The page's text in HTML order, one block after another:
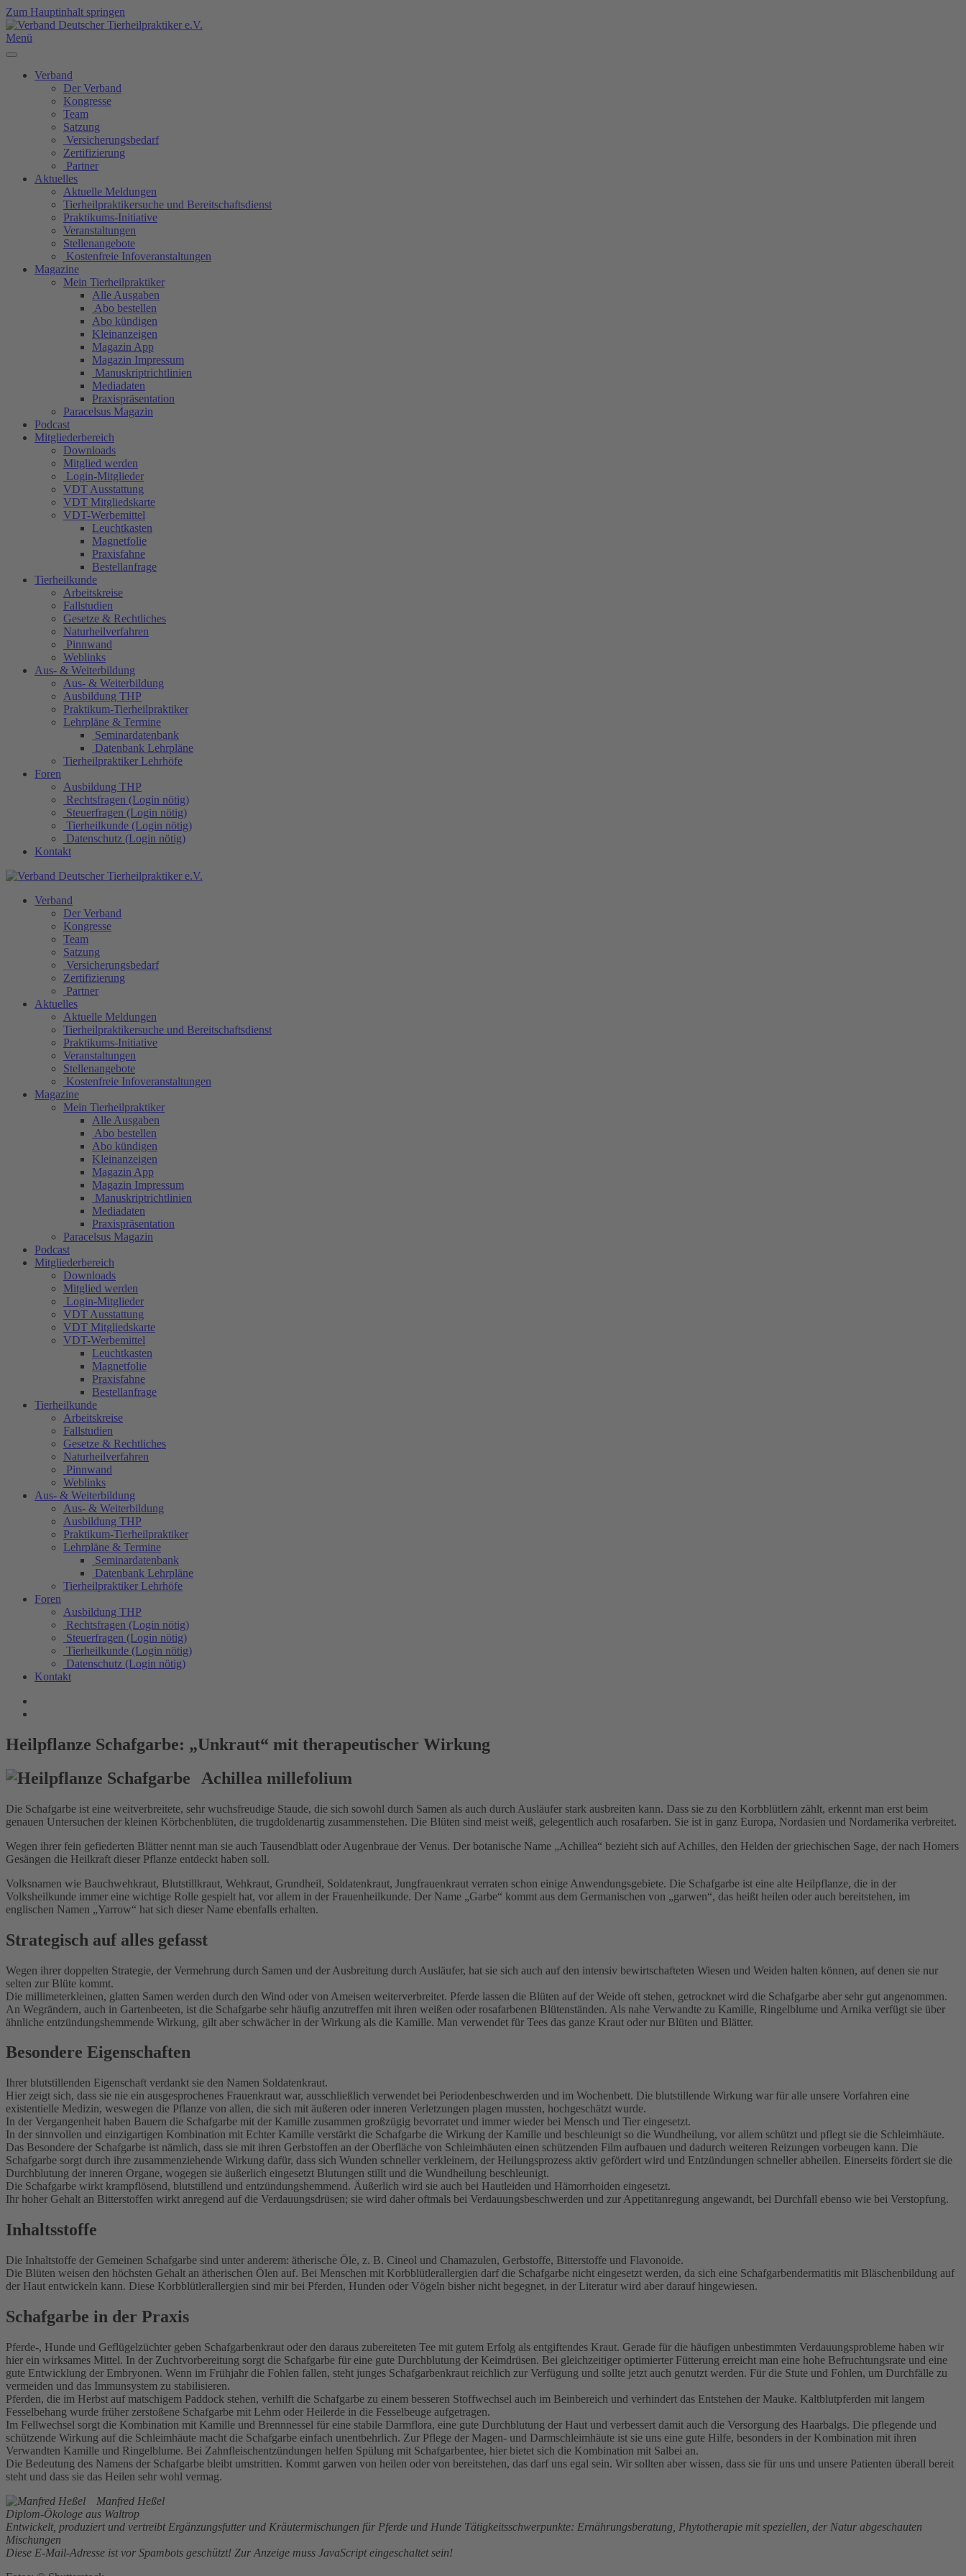
Zum Hauptinhalt springen
Menü
Verband
Der Verband
Kongresse
Team
Satzung
Versicherungsbedarf
Zertifizierung
Partner
Aktuelles
Aktuelle Meldungen
Tierheilpraktikersuche und Bereitschaftsdienst
Praktikums-Initiative
Veranstaltungen
Stellenangebote
Kostenfreie Infoveranstaltungen
Magazine
Mein Tierheilpraktiker
Alle Ausgaben
Abo bestellen
Abo kündigen
Kleinanzeigen
Magazin App
Magazin Impressum
Manuskriptrichtlinien
Mediadaten
Praxispräsentation
Paracelsus Magazin
Podcast
Mitgliederbereich
Downloads
Mitglied werden
Login-Mitglieder
VDT Ausstattung
VDT Mitgliedskarte
VDT-Werbemittel
Leuchtkasten
Magnetfolie
Praxisfahne
Bestellanfrage
Tierheilkunde
Arbeitskreise
Fallstudien
Gesetze & Rechtliches
Naturheilverfahren
Pinnwand
Weblinks
Aus- & Weiterbildung
Aus- & Weiterbildung
Ausbildung THP
Praktikum-Tierheilpraktiker
Lehrpläne & Termine
Seminardatenbank
Datenbank Lehrpläne
Tierheilpraktiker Lehrhöfe
Foren
Ausbildung THP
Rechtsfragen (Login nötig)
Steuerfragen (Login nötig)
Tierheilkunde (Login nötig)
Datenschutz (Login nötig)
Kontakt
Verband
Der Verband
Kongresse
Team
Satzung
Versicherungsbedarf
Zertifizierung
Partner
Aktuelles
Aktuelle Meldungen
Tierheilpraktikersuche und Bereitschaftsdienst
Praktikums-Initiative
Veranstaltungen
Stellenangebote
Kostenfreie Infoveranstaltungen
Magazine
Mein Tierheilpraktiker
Alle Ausgaben
Abo bestellen
Abo kündigen
Kleinanzeigen
Magazin App
Magazin Impressum
Manuskriptrichtlinien
Mediadaten
Praxispräsentation
Paracelsus Magazin
Podcast
Mitgliederbereich
Downloads
Mitglied werden
Login-Mitglieder
VDT Ausstattung
VDT Mitgliedskarte
VDT-Werbemittel
Leuchtkasten
Magnetfolie
Praxisfahne
Bestellanfrage
Tierheilkunde
Arbeitskreise
Fallstudien
Gesetze & Rechtliches
Naturheilverfahren
Pinnwand
Weblinks
Aus- & Weiterbildung
Aus- & Weiterbildung
Ausbildung THP
Praktikum-Tierheilpraktiker
Lehrpläne & Termine
Seminardatenbank
Datenbank Lehrpläne
Tierheilpraktiker Lehrhöfe
Foren
Ausbildung THP
Rechtsfragen (Login nötig)
Steuerfragen (Login nötig)
Tierheilkunde (Login nötig)
Datenschutz (Login nötig)
Kontakt
Heilpflanze Schafgarbe: „Unkraut“ mit therapeutischer Wirkung
Achillea millefolium
Die Schafgarbe ist eine weitverbreitete, sehr wuchsfreudige Staude, die sich sowohl durch Samen als auch durch Ausläufer stark ausbreiten kann. Dass sie zu den Korbblütlern zählt, erkennt man erst beim
genauen Untersuchen der kleinen Körbchenblüten, die trugdoldenartig zusammenstehen. Die Blüten sind meist weiß, gelegentlich auch rosafarben. Sie ist in ganz Europa, Nordasien und Nordamerika verbreitet.
Wegen ihrer fein gefiederten Blätter nennt man sie auch Tausendblatt oder Augenbraue der Venus. Der botanische Name „Achillea“ bezieht sich auf Achilles, den Helden der griechischen Sage, der nach Homers
Gesängen die Heilkraft dieser Pflanze entdeckt haben soll.
Volksnamen wie Bauchwehkraut, Blutstillkraut, Wehkraut, Grundheil, Soldatenkraut, Jungfrauenkraut verraten schon einige Anwendungsgebiete. Die Schafgarbe ist eine alte Heilpflanze, die in der
Volksheilkunde immer eine wichtige Rolle gespielt hat, vor allem in der Frauenheilkunde. Der Name „Garbe“ kommt aus dem Germanischen von „garwen“, das heißt heilen oder auch bereitstehen, im
englischen Namen „Yarrow“ hat sich dieser Name ebenfalls erhalten.
Strategisch auf alles gefasst
Wegen ihrer doppelten Strategie, der Vermehrung durch Samen und der Ausbreitung durch Ausläufer, hat sie sich auch auf den intensiv bewirtschafteten Wiesen und Weiden halten können, auf denen sie nur
selten zur Blüte kommt.
Die millimeterkleinen, glatten Samen werden durch den Wind oder von Ameisen weiterverbreitet. Pferde lassen die Blüten auf der Weide oft stehen, getrocknet wird die Schafgarbe aber sehr gut angenommen.
An Wegrändern, auch in Gartenbeeten, ist die Schafgarbe sehr häufig anzutreffen mit ihren weißen oder rosafarbenen Blütenständen. Als nahe Verwandte zu Kamille, Ringelblume und Arnika verfügt sie über
ähnliche entzündungshemmende Wirkung, gilt aber schwächer in der Wirkung als die Kamille. Man verwendet für Tees das ganze Kraut oder nur Blüten und Blätter.
Besondere Eigenschaften
Ihrer blutstillenden Eigenschaft verdankt sie den Namen Soldatenkraut.
Hier zeigt sich, dass sie nie ein ausgesprochenes Frauenkraut war, ausschließlich verwendet bei Periodenbeschwerden und im Wochenbett. Die blutstillende Wirkung war für alle unsere Vorfahren eine
existentielle Medizin, weswegen die Pflanze von allen, die sich mit äußeren oder inneren Verletzungen plagen mussten, hochgeschätzt wurde.
In der Vergangenheit haben Bauern die Schafgarbe mit der Kamille zusammen großzügig bevorratet und immer wieder bei Mensch und Tier eingesetzt.
In der sinnvollen und einzigartigen Kombination mit Echter Kamille verstärkt die Schafgarbe die Wirkung der Kamille und beschleunigt so die Wundheilung, vor allem schützt und pflegt sie die Schleimhäute.
Das Besondere der Schafgarbe ist nämlich, dass sie mit ihren Gerbstoffen an der Oberfläche von Schleimhäuten einen schützenden Film aufbauen und dadurch weiteren Reizungen vorbeugen kann. Die
Schafgarbe sorgt durch ihre zusammenziehende Wirkung dafür, dass sich Wunden schneller verkleinern, der Heilungsprozess aktiv gefördert wird und Entzündungen schneller abheilen. Einerseits fördert sie die
Durchblutung der inneren Organe, wogegen sie äußerlich eingesetzt Blutungen stillt und die Wundheilung beschleunigt.
Die Schafgarbe wirkt krampflösend, blutstillend und entzündungshemmend. Äußerlich wird sie auch bei Hautleiden und Hämorrhoiden eingesetzt.
Ihr hoher Gehalt an Bitterstoffen wirkt anregend auf die Verdauungsdrüsen; sie wird daher oftmals bei Verdauungsbeschwerden und zur Appetitanregung angewandt, bei Durchfall ebenso wie bei Verstopfung.
Inhaltsstoffe
Die Inhaltstoffe der Gemeinen Schafgarbe sind unter anderem: ätherische Öle, z. B. Cineol und Chamazulen, Gerbstoffe, Bitterstoffe und Flavonoide.
Die Blüten weisen den höchsten Gehalt an ätherischen Ölen auf. Bei Menschen mit Korbblütlerallergien darf die Schafgarbe nicht eingesetzt werden, da sich eine Schafgarbendermatitis mit Bläschenbildung auf
der Haut entwickeln kann. Diese Korbblütlerallergien sind mir bei Pferden, Hunden oder Vögeln bisher nicht begegnet, in der Literatur wird aber darauf hingewiesen.
Schafgarbe in der Praxis
Pferde-, Hunde und Geflügelzüchter geben Schafgarbenkraut oder den daraus zubereiteten Tee mit gutem Erfolg als entgiftendes Kraut. Gerade für die häufigen unbestimmten Verdauungsprobleme haben wir
hier ein wirksames Mittel. In der Zuchtvorbereitung sorgt die Schafgarbe für eine gute Durchblutung der Keimdrüsen. Bei gleichzeitiger optimierter Fütterung erreicht man eine hohe Befruchtungsrate und eine
gute Entwicklung der Embryonen. Wenn im Frühjahr die Fohlen fallen, steht junges Schafgarbenkraut reichlich zur Verfügung und sollte jetzt auch genutzt werden. Für die Stute und Fohlen, um Durchfälle zu
vermeiden und das Immunsystem zu stabilisieren.
Pferden, die im Herbst auf matschigem Paddock stehen, verhilft die Schafgarbe zu einem besseren Stoffwechsel auch im Beinbereich und verhindert das Entstehen der Mauke. Kaltblutpferden mit langem
Fesselbehang wurde früher zerstoßene Schafgarbe mit Lehm oder Heilerde in die Fesselbeuge aufgetragen.
Im Fellwechsel sorgt die Kombination mit Kamille und Brennnessel für eine stabile Darmflora, eine gute Durchblutung der Haut und verbessert damit auch die Versorgung des Haarbalgs. Die pflegende und
schützende Wirkung auf die Schleimhäute macht die Schafgarbe einfach unentbehrlich. Zur Pflege der Magen- und Darmschleimhäute ist sie uns eine gute Hilfe, besonders in der Kombination mit ihren
Verwandten Kamille und Ringelblume. Bei Zahnfleischentzündungen helfen Spülung mit Schafgarbentee, hier bietet sich die Kombination mit Salbei an.
Die Bedeutung des Namens der Schafgarbe bleibt umstritten. Kommt garwen von heilen oder von bereitstehen, das darf uns egal sein. Wir sollten aber wissen, dass sie für uns und unsere Patienten überall bereit
steht und dass sie das Heilen sehr wohl vermag.
Manfred Heßel
Diplom-Ökologe aus Waltrop
Entwickelt, produziert und vertreibt Ergänzungsfutter und Kräutermischungen für Pferde und Hunde Tätigkeitsschwerpunkte: Ernährungsberatung, Phytotherapie mit speziellen, der Natur abgeschauten
Mischungen
Diese E-Mail-Adresse ist vor Spambots geschützt! Zur Anzeige muss JavaScript eingeschaltet sein!